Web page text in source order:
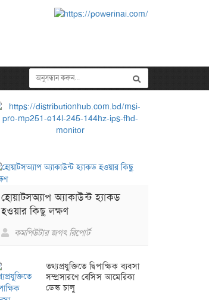
হোয়াটসঅ্যাপ অ্যাকাউন্ট হ্যাকড
হওয়ার কিছু লক্ষণ
কমপিউটার জগৎ রিপোর্ট
তথ্যপ্রযুক্তিতে দ্বিপাক্ষিক ব্যবসা
সম্প্রসারণে বেসিস আমেরিকা
ডেস্ক চালু